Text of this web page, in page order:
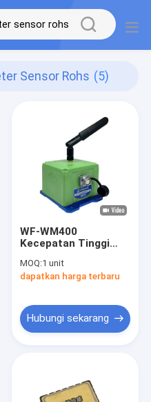
Sensor Rohs (5)
WF-WM400
Kecepatan Tinggi
Tiltmeter
Akurasi0.005°
MOQ:1 unit
dapatkan harga terbaru
Hubungi sekarang